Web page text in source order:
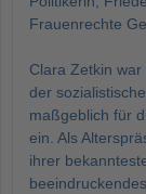
Frauenrechte
Clara Zetkin
der
maßgeblich für
ein. Als
ihrer